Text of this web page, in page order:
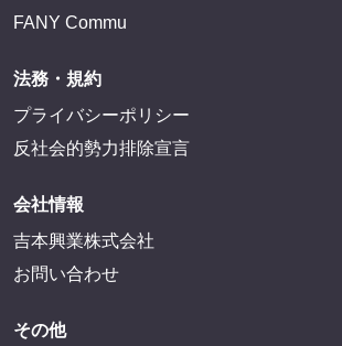
FANY Commu
法務・規約
プライバシーポリシー
反社会的勢力排除宣言
会社情報
吉本興業株式会社
お問い合わせ
その他